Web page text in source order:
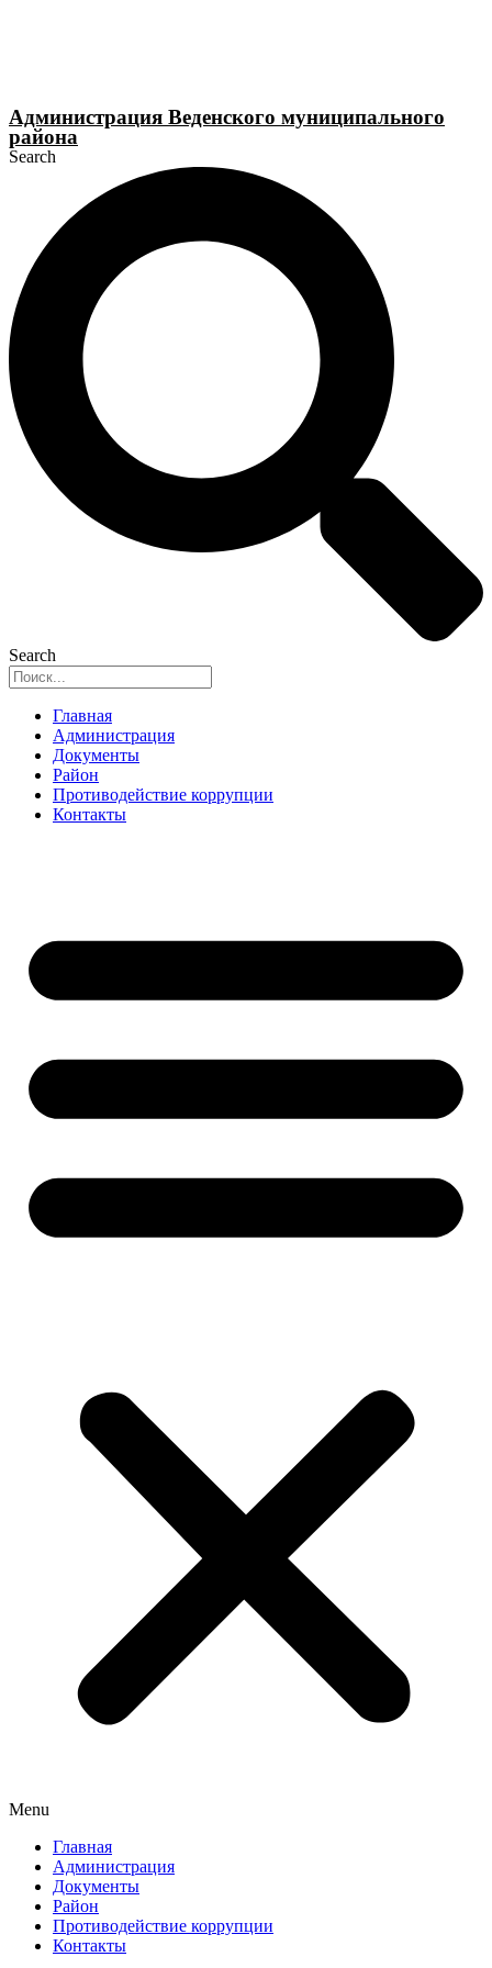
Администрация Веденского муниципального
района
Search
Search
Главная
Администрация
Документы
Район
Противодействие коррупции
Контакты
Menu
Главная
Администрация
Документы
Район
Противодействие коррупции
Контакты